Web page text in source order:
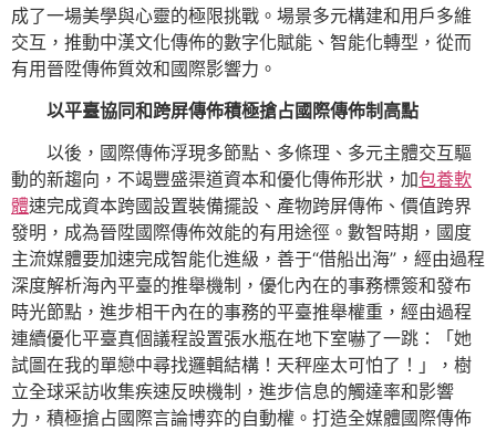
成了一場美學與心靈的極限挑戰。場景多元構建和用戶多維
交互，推動中漢文化傳佈的數字化賦能、智能化轉型，從而
有用晉陞傳佈質效和國際影響力。
以平臺協同和跨屏傳佈積極搶占國際傳佈制高點
以後，國際傳佈浮現多節點、多條理、多元主體交互驅
動的新趨向，不竭豐盛渠道資本和優化傳佈形狀，加包養軟
體速完成資本跨國設置裝備擺設、產物跨屏傳佈、價值跨界
發明，成為晉陞國際傳佈效能的有用途徑。數智時期，國度
主流媒體要加速完成智能化進級，善于“借船出海”，經由過程
深度解析海內平臺的推舉機制，優化內在的事務標簽和發布
時光節點，進步相干內在的事務的平臺推舉權重，經由過程
連續優化平臺真個議程設置張水瓶在地下室嚇了一跳：「她
試圖在我的單戀中尋找邏輯結構！天秤座太可怕了！」，樹
立全球采訪收集疾速反映機制，進步信息的觸達率和影響
力，積極搶占國際言論博弈的自動權。打造全媒體國際傳佈